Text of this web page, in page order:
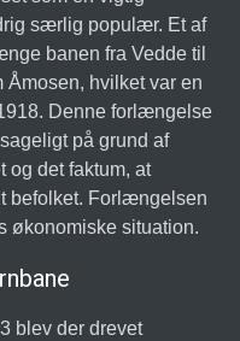
særlig populær. Et af
banen fra Vedde til
hvilket var en
Denne forlængelse
på grund af
og det faktum, at
befolket. Forlængelsen
situation.
blev der drevet